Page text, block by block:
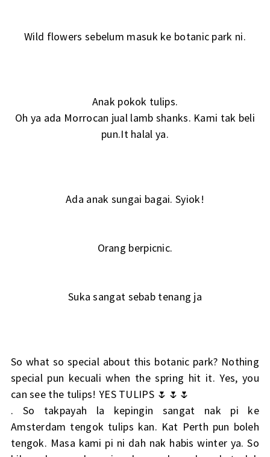
Wild flowers sebelum masuk ke botanic park ni.
Anak pokok tulips.
Oh ya ada Morrocan jual lamb shanks. Kami tak beli
pun.It halal ya.
Ada anak sungai bagai. Syiok!
Orang berpicnic.
Suka sangat sebab tenang ja
So what so special about this botanic park? Nothing
special pun kecuali when the spring hit it. Yes, you
can see the tulips! YES TULIPS 🌷🌷🌷
. So takpayah la kepingin sangat nak pi ke
Amsterdam tengok tulips kan. Kat Perth pun boleh
tengok. Masa kami pi ni dah nak habis winter ya. So